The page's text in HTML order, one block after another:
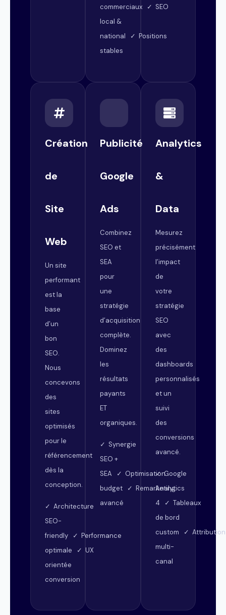
commerciaux ✓ SEO
local &
national ✓ Positions
stables
Création
de
Site
Web
Un site
performant
est la
base
d’un
bon
SEO.
Nous
concevons
des
sites
optimisés
pour le
référencement
dès la
conception.
✓ Architecture
SEO-
friendly ✓ Performance
optimale ✓ UX
orientée
conversion
Publicité
Google
Ads
Combinez
SEO et
SEA
pour
une
stratégie
d’acquisition
complète.
Dominez
les
résultats
payants
ET
organiques.
✓ Synergie
SEO +
SEA ✓ Optimisation
budget ✓ Remarketing
avancé
Analytics
&
Data
Mesurez
précisément
l’impact
de
votre
stratégie
SEO
avec
des
dashboards
personnalisés
et un
suivi
des
conversions
avancé.
✓ Google
Analytics
4 ✓ Tableaux
de bord
custom ✓ Attribution
multi-
canal